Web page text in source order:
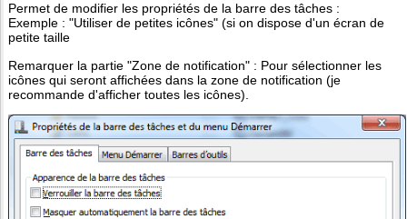
Permet de modifier les propriétés de la barre des tâches :
Exemple : "Utiliser de petites icônes" (si on dispose d'un écran de
petite taille
Remarquer la partie "Zone de notification" : Pour sélectionner les
icônes qui seront affichées dans la zone de notification (je
recommande d'afficher toutes les icônes).